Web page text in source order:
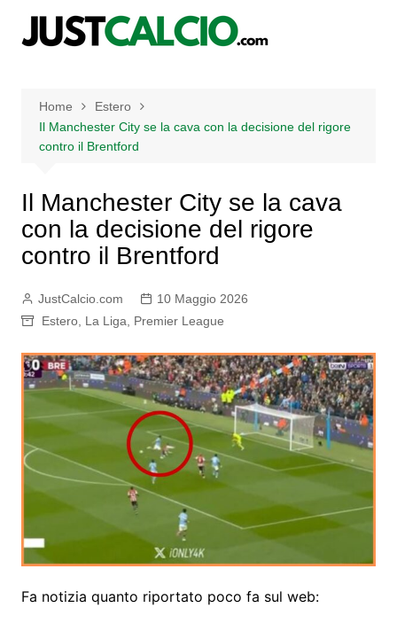
Home
Estero
Il Manchester City se la cava con la decisione del rigore
contro il Brentford
Il Manchester City se la cava
con la decisione del rigore
contro il Brentford
JustCalcio.com
10 Maggio 2026
Estero, La Liga Premier League
Fa notizia quanto riportato poco fa sul web: